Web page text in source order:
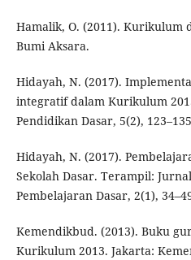
Hamalik, O. (2011). Kurikulum
Bumi Aksara.
Hidayah, N. (2017).
integratif dalam Kurikulum
Pendidikan Dasar, 5(2),
Hidayah, N. (2017).
Sekolah Dasar. Terampil:
Pembelajaran Dasar, 2(1),
Kemendikbud. (2013). Buku
Kurikulum 2013. Jakarta: